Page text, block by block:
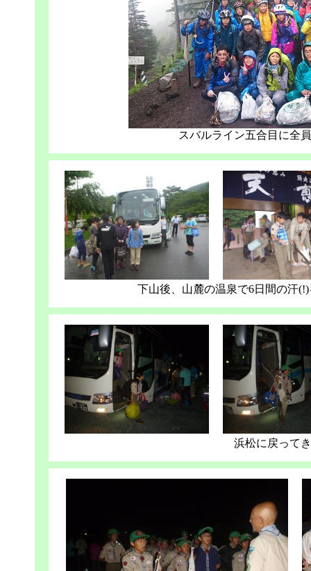
スバルライン五合目に全
下山後、山麓の温泉で6日間の汗
浜松に戻って